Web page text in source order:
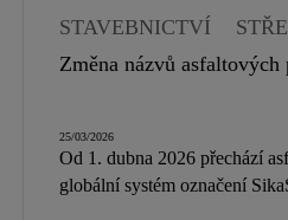
STAVEBNICTVÍ
HYDROIZOLACE
Změna názvů asfaltových
25/03/2026
Od 1. dubna 2026 přechází
globální systém označení